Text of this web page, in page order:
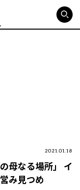
2021.01.18
母なる場所」 イ
み見つめ